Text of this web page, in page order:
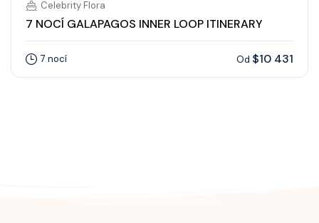
Celebrity Flora
7 NOCÍ GALAPAGOS INNER LOOP ITINERARY
7 nocí Od $10 431